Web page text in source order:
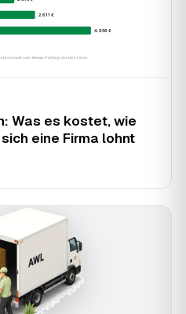
Was es kostet, wie
eine Firma lohnt